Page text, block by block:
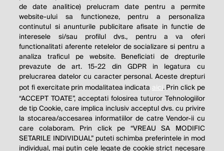
de date analitice) prelucram date pentru a permite
website-ului sa functioneze, pentru a personaliza
continutul si anunturile publicitare afisate in functie de
interesele si/sau profilul dvs., pentru a va oferi
functionalitati aferente retelelor de socializare si pentru a
analiza traficul pe website. Beneficiati de drepturile
prevazute de art. 15-22 din GDPR in legatura cu
prelucrarea datelor cu caracter personal. Aceste drepturi
pot fi exercitate prin modalitatea indicata aici. Prin click pe
“ACCEPT TOATE”, acceptati folosirea tuturor Tehnologiilor
de tip Cookie, care implica inclusiv acceptul dvs. cu privire
la stocarea/accesarea informatiilor de catre Vendor-ii cu
care colaboram. Prin click pe “VREAU SA MODIFIC
SETARILE INDIVIDUAL” puteti schimba preferintele in mod
individual, mai putin cele legate de cookie strict necesare